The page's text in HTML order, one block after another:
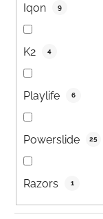
Iqon 9
K2 4
Playlife 6
Powerslide 25
Razors 1